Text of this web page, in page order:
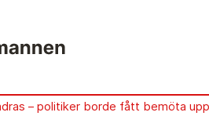
– politiker borde fått bemöta